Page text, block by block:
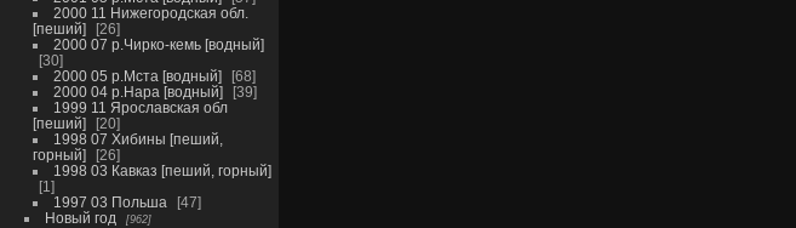
2000 11 Нижегородская обл.
[пеший]
26
2000 07 р.Чирко-кемь [водный]
30
2000 05 р.Мста [водный]
68
2000 04 р.Нара [водный]
39
1999 11 Ярославская обл
[пеший]
20
1998 07 Хибины [пеший,
горный]
26
1998 03 Кавказ [пеший, горный]
1
1997 03 Польша
47
Новый год
962